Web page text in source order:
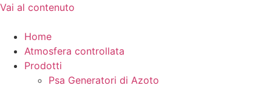
Vai al contenuto
Home
Atmosfera controllata
Prodotti
Psa Generatori di Azoto